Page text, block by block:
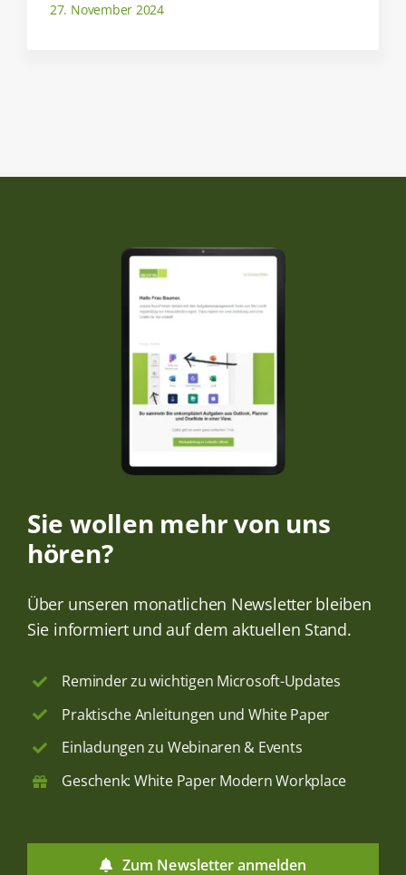
27. November 2024
Sie wollen mehr von uns
hören?
Über unseren monatlichen Newsletter bleiben
Sie informiert und auf dem aktuellen Stand.
Reminder zu wichtigen Microsoft-Updates
Praktische Anleitungen und White Paper
Einladungen zu Webinaren & Events
Geschenk: White Paper Modern Workplace
Zum Newsletter anmelden